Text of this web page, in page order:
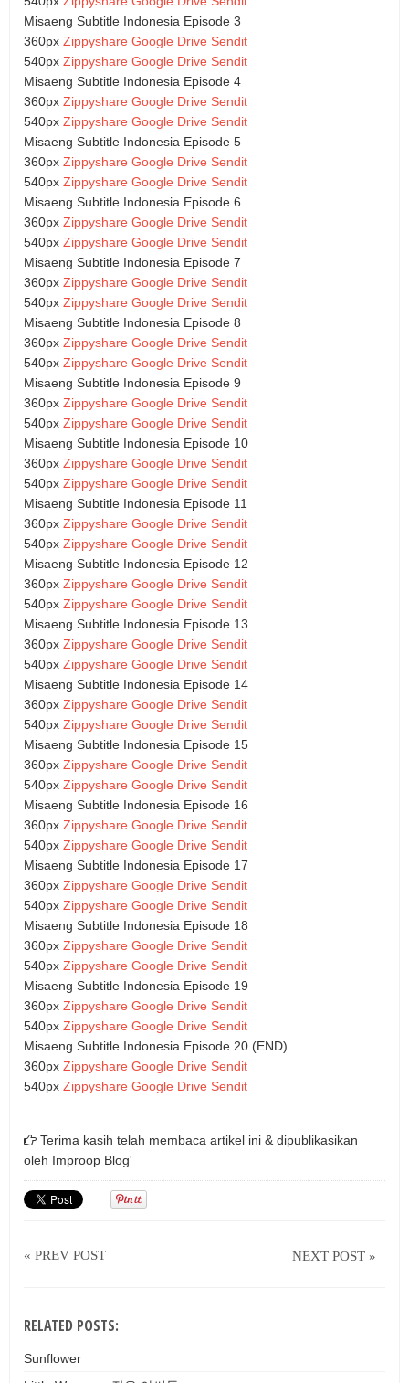
Misaeng Subtitle Indonesia Episode 3
360px Zippyshare Google Drive Sendit
540px Zippyshare Google Drive Sendit
Misaeng Subtitle Indonesia Episode 4
360px Zippyshare Google Drive Sendit
540px Zippyshare Google Drive Sendit
Misaeng Subtitle Indonesia Episode 5
360px Zippyshare Google Drive Sendit
540px Zippyshare Google Drive Sendit
Misaeng Subtitle Indonesia Episode 6
360px Zippyshare Google Drive Sendit
540px Zippyshare Google Drive Sendit
Misaeng Subtitle Indonesia Episode 7
360px Zippyshare Google Drive Sendit
540px Zippyshare Google Drive Sendit
Misaeng Subtitle Indonesia Episode 8
360px Zippyshare Google Drive Sendit
540px Zippyshare Google Drive Sendit
Misaeng Subtitle Indonesia Episode 9
360px Zippyshare Google Drive Sendit
540px Zippyshare Google Drive Sendit
Misaeng Subtitle Indonesia Episode 10
360px Zippyshare Google Drive Sendit
540px Zippyshare Google Drive Sendit
Misaeng Subtitle Indonesia Episode 11
360px Zippyshare Google Drive Sendit
540px Zippyshare Google Drive Sendit
Misaeng Subtitle Indonesia Episode 12
360px Zippyshare Google Drive Sendit
540px Zippyshare Google Drive Sendit
Misaeng Subtitle Indonesia Episode 13
360px Zippyshare Google Drive Sendit
540px Zippyshare Google Drive Sendit
Misaeng Subtitle Indonesia Episode 14
360px Zippyshare Google Drive Sendit
540px Zippyshare Google Drive Sendit
Misaeng Subtitle Indonesia Episode 15
360px Zippyshare Google Drive Sendit
540px Zippyshare Google Drive Sendit
Misaeng Subtitle Indonesia Episode 16
360px Zippyshare Google Drive Sendit
540px Zippyshare Google Drive Sendit
Misaeng Subtitle Indonesia Episode 17
360px Zippyshare Google Drive Sendit
540px Zippyshare Google Drive Sendit
Misaeng Subtitle Indonesia Episode 18
360px Zippyshare Google Drive Sendit
540px Zippyshare Google Drive Sendit
Misaeng Subtitle Indonesia Episode 19
360px Zippyshare Google Drive Sendit
540px Zippyshare Google Drive Sendit
Misaeng Subtitle Indonesia Episode 20 (END)
360px Zippyshare Google Drive Sendit
540px Zippyshare Google Drive Sendit
Terima kasih telah membaca artikel ini & dipublikasikan
oleh Improop Blog'
« PREV POST NEXT POST »
RELATED POSTS:
Sunflower